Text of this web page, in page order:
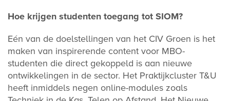
Hoe krijgen studenten toegang tot SIOM?
Eén van de doelstellingen van het CIV Groen is het
maken van inspirerende content voor MBO-
studenten die direct gekoppeld is aan nieuwe
ontwikkelingen in de sector. Het Praktijkcluster T&U
heeft inmiddels negen online-modules zoals